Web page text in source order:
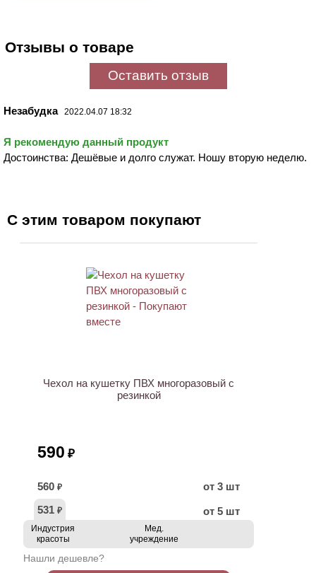
Отзывы о товаре
Оставить отзыв
Незабудка 2022.04.07 18:32
Я рекомендую данный продукт
Достоинства: Дешёвые и долго служат. Ношу вторую неделю.
С этим товаром покупают
Чехол на кушетку ПВХ многоразовый с
резинкой
590 ₽
560 ₽
от 3 шт
531 ₽ от 5 шт
Индустрия
красоты
Мед.
учреждение
Нашли дешевле?